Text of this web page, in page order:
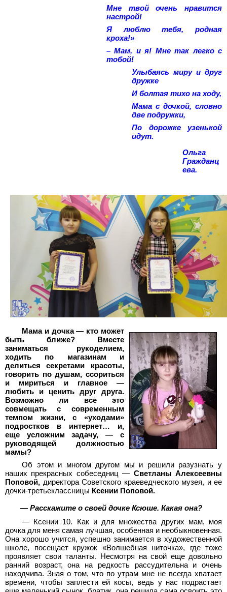
Мне твой очень нравится
настрой!
Я люблю тебя, родная
кроха!»
– Мам, и я! Мне так легко с
тобой!
Улыбаясь миру и друг
дружке
И болтая тихо на ходу,
Мама с дочкой, словно
две подружки,
По дорожке узенькой
идут.
Ольга
Гражданц
ева.
Мама и дочка — кто может
быть ближе? Вместе
заниматься рукоделием,
ходить по магазинам и
делиться секретами красоты,
говорить по душам, ссориться
и мириться и главное —
любить и ценить друг друга.
Возможно ли все это
совмещать с современным
темпом жизни, с «уходами»
подростков в интернет… и,
еще усложним задачу, — с
руководящей должностью
мамы?
Об этом и многом другом мы и решили разузнать у
наших прекрасных собеседниц — Светланы Алексеевны
Поповой, директора Советского краеведческого музея, и ее
дочки-третьеклассницы Ксении Поповой.
— Расскажите о своей дочке Ксюше. Какая она?
— Ксении 10. Как и для множества других мам, моя
дочка для меня самая лучшая, особенная и необыкновенная.
Она хорошо учится, успешно занимается в художественной
школе, посещает кружок «Волшебная ниточка», где тоже
проявляет свои таланты. Несмотря на свой еще довольно
ранний возраст, она на редкость рассудительна и очень
находчива. Зная о том, что по утрам мне не всегда хватает
времени, чтобы заплести ей косы, ведь у нас подрастает